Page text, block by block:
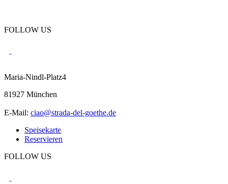
FOLLOW US
Maria-Nindl-Platz4
81927 München
E-Mail: ciao@strada-del-goethe.de
Speisekarte
Reservieren
FOLLOW US